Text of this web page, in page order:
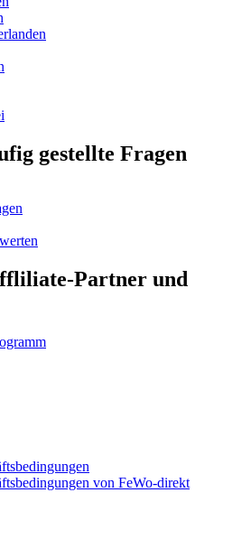
gestellte Fragen
Partner und
von FeWo-direkt